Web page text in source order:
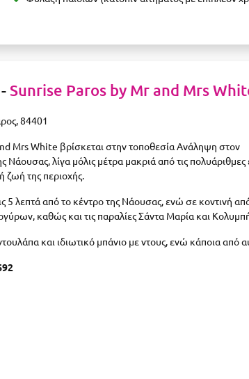
-Sunrise Paros by Mr and Mrs
84401
Mrs White βρίσκεται στην τοποθεσία Ανάληψη στον
Νάουσας, λίγα μόλις μέτρα μακριά από τις πολυάριθμες
ζωή της περιοχής.
5 λεπτά από το κέντρο της Νάουσας, ενώ σε κοντινή
καθώς και τις παραλίες Σάντα Μαρία και
και ιδιωτικό μπάνιο με ντους, ενώ κάποια από